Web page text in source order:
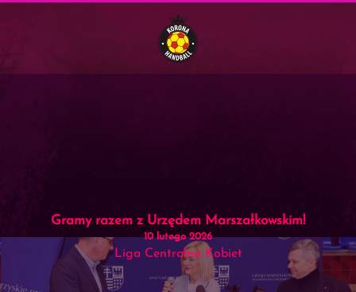
Gramy razem z Urzędem Marszałkowskim!
10 lutego 2026
Liga Centralna Kobiet